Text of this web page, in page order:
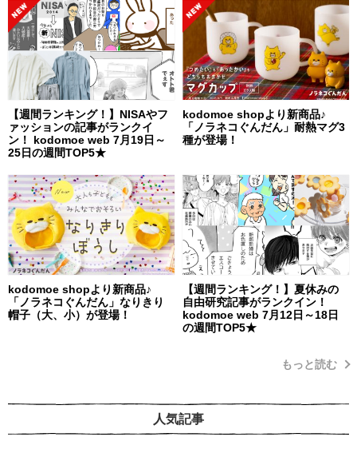
【週間ランキング！】NISAやフ
ァッションの記事がランクイ
ン！ kodomoe web 7月19日～
25日の週間TOP5★
kodomoe shopより新商品♪
「ノラネコぐんだん」耐熱マグ3
種が登場！
kodomoe shopより新商品♪
「ノラネコぐんだん」なりきり
帽子（大、小）が登場！
【週間ランキング！】夏休みの
自由研究記事がランクイン！
kodomoe web 7月12日～18日
の週間TOP5★
もっと読む
人気記事